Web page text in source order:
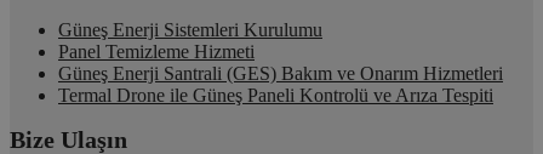
Güneş Enerji Sistemleri Kurulumu
Panel Temizleme Hizmeti
Güneş Enerji Santrali (GES) Bakım ve Onarım Hizmetleri
Termal Drone ile Güneş Paneli Kontrolü ve Arıza Tespiti
Bize Ulaşın